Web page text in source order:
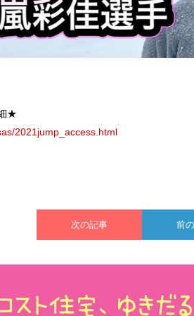
★
2021jump_access.html
次の記事 前